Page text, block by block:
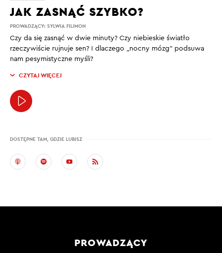
PROWADZĄCY: SYLWIA FILIMON
JAK ZASNĄĆ SZYBKO?
Czy da się zasnąć w dwie minuty? Czy niebieskie światło
rzeczywiście rujnuje sen? I dlaczego „nocny mózg” podsuwa
nam pesymistyczne myśli?
CZYTAJ WIĘCEJ
DOSTĘPNE TAM, GDZIE LUBISZ
PROWADZĄCY